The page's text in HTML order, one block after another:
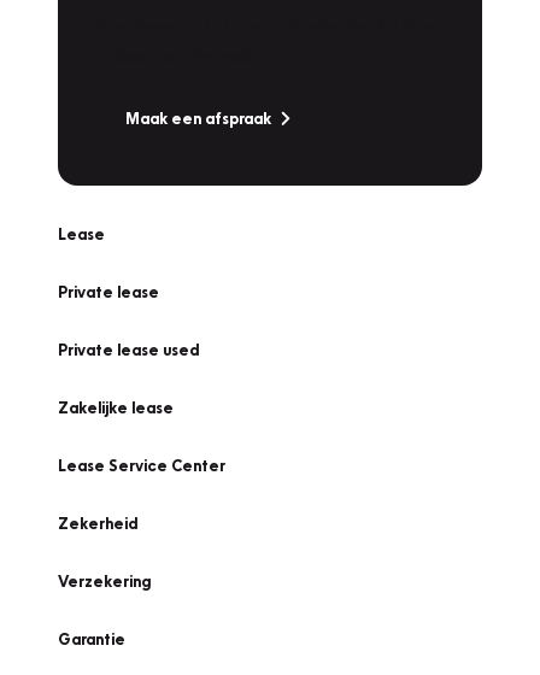
Maak een afspraak
Lease
Private lease
Private lease used
Zakelijke lease
Lease Service Center
Zekerheid
Verzekering
Garantie